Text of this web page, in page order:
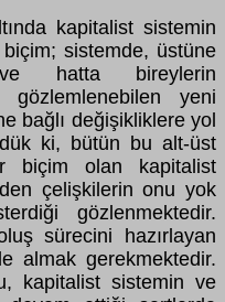
kapitalist sistemin
biçim; sistemde, üstüne
hatta bireylerin
gözlemlenebilen yeni
bağlı değişikliklere yol
ki, bütün bu alt-üst
biçim olan kapitalist
çelişkilerin onu yok
gözlenmektedir.
sürecini hazırlayan
almak gerekmektedir.
kapitalist sistemin ve